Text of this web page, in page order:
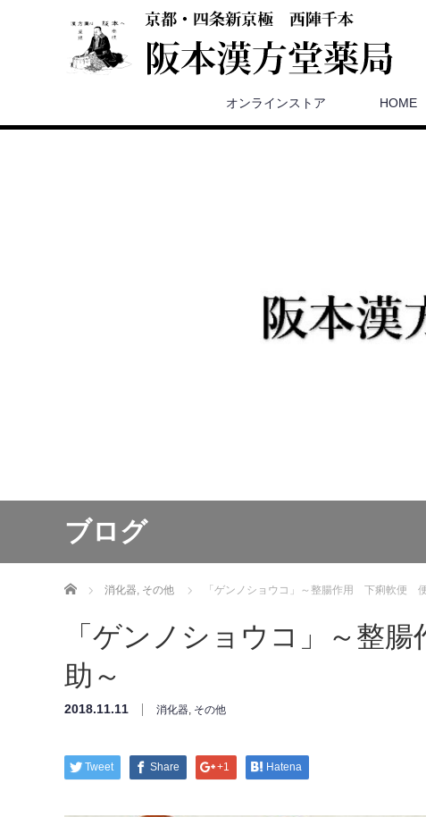
オンラインストア HOME
ブログ
ホーム 消化器 その他 「ゲンノショウコ」～整腸作用 下痢軟便
「ゲンノショウコ」～
助～
2018.11.11 消化器 その他
Tweet Share +1 Hatena